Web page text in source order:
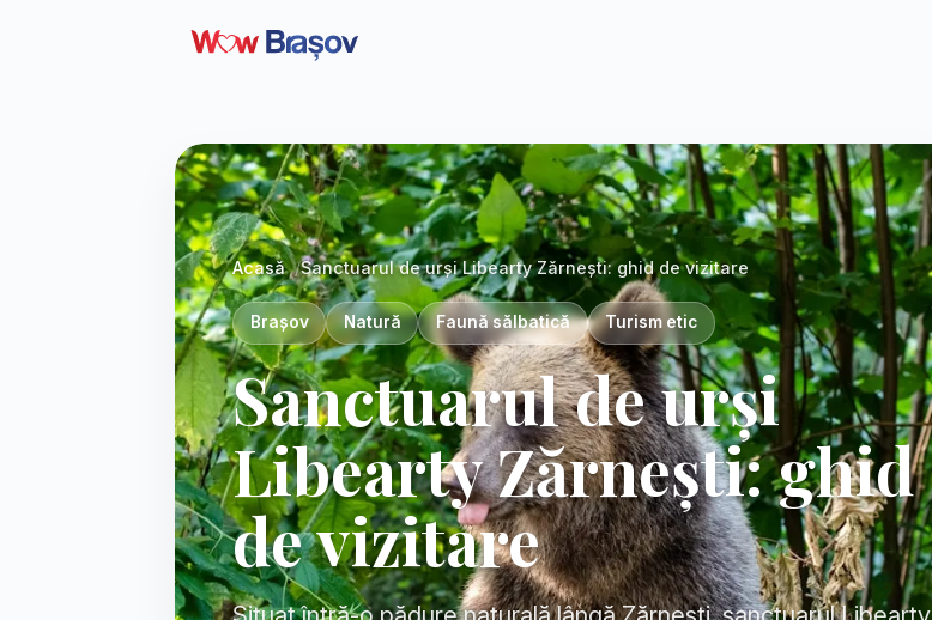
Acasă Sanctuarul de urși Libearty Zărnești: ghid de vizitare
Brașov Natură Faună sălbatică Turism etic
Sanctuarul de urși
Libearty Zărnești: ghid
de vizitare